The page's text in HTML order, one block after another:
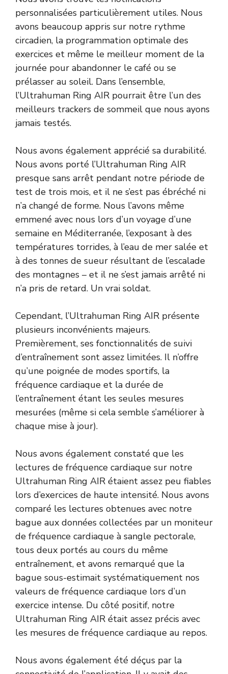
personnalisées particulièrement utiles. Nous
avons beaucoup appris sur notre rythme
circadien, la programmation optimale des
exercices et même le meilleur moment de la
journée pour abandonner le café ou se
prélasser au soleil. Dans l’ensemble,
l’Ultrahuman Ring AIR pourrait être l’un des
meilleurs trackers de sommeil que nous ayons
jamais testés.
Nous avons également apprécié sa durabilité.
Nous avons porté l’Ultrahuman Ring AIR
presque sans arrêt pendant notre période de
test de trois mois, et il ne s’est pas ébréché ni
n’a changé de forme. Nous l’avons même
emmené avec nous lors d’un voyage d’une
semaine en Méditerranée, l’exposant à des
températures torrides, à l’eau de mer salée et
à des tonnes de sueur résultant de l’escalade
des montagnes – et il ne s’est jamais arrêté ni
n’a pris de retard. Un vrai soldat.
Cependant, l’Ultrahuman Ring AIR présente
plusieurs inconvénients majeurs.
Premièrement, ses fonctionnalités de suivi
d’entraînement sont assez limitées. Il n’offre
qu’une poignée de modes sportifs, la
fréquence cardiaque et la durée de
l’entraînement étant les seules mesures
mesurées (même si cela semble s’améliorer à
chaque mise à jour).
Nous avons également constaté que les
lectures de fréquence cardiaque sur notre
Ultrahuman Ring AIR étaient assez peu fiables
lors d’exercices de haute intensité. Nous avons
comparé les lectures obtenues avec notre
bague aux données collectées par un moniteur
de fréquence cardiaque à sangle pectorale,
tous deux portés au cours du même
entraînement, et avons remarqué que la
bague sous-estimait systématiquement nos
valeurs de fréquence cardiaque lors d’un
exercice intense. Du côté positif, notre
Ultrahuman Ring AIR était assez précis avec
les mesures de fréquence cardiaque au repos.
Nous avons également été déçus par la